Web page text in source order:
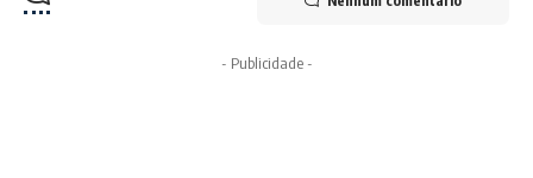
- Publicidade -